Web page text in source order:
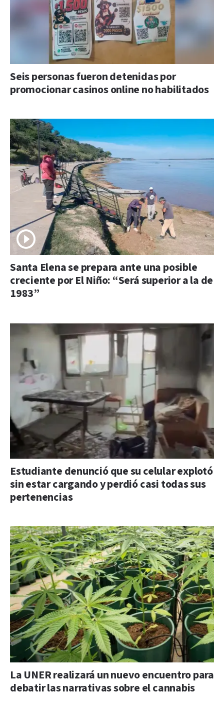
Seis personas fueron detenidas por
promocionar casinos online no habilitados
Santa Elena se prepara ante una posible
creciente por El Niño: “Será superior a la de
1983”
Estudiante denunció que su celular explotó
sin estar cargando y perdió casi todas sus
pertenencias
La UNER realizará un nuevo encuentro para
debatir las narrativas sobre el cannabis